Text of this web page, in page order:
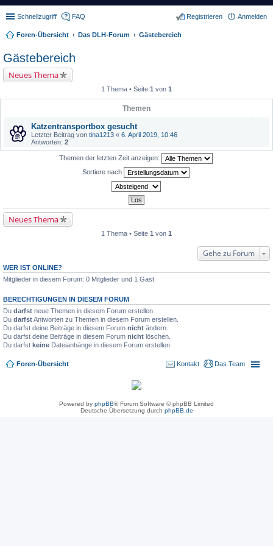
Schnellzugriff FAQ Anmelden
Registrieren
Foren-Übersicht Das DLH-Forum Gästebereich
Gästebereich
Neues Thema
1 Thema • Seite 1 von 1
Themen
Katzentransportbox gesucht
Letzter Beitrag von tina1213 « 6. April 2019, 10:46
Antworten: 2
Themen der letzten Zeit anzeigen:
Sortiere nach
Neues Thema
1 Thema • Seite 1 von 1
Gehe zu Forum
WER IST ONLINE?
Mitglieder in diesem Forum: 0 Mitglieder und 1 Gast
BERECHTIGUNGEN IN DIESEM FORUM
Du darfst neue Themen in diesem Forum erstellen.
Du darfstAntworten zu Themen in diesem Forum erstellen.
Du darfst deine Beiträge in diesem Forum nicht ändern.
Du darfst deine Beiträge in diesem Forum nicht löschen.
Du darfst keine Dateianhänge in diesem Forum erstellen.
Foren-Übersicht Das Team
Kontakt
Powered by phpBB® Forum Software © phpBB Limited
Deutsche Übersetzung durch phpBB.de